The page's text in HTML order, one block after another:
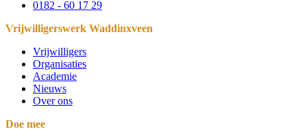
0182 - 60 17 29
Vrijwilligerswerk Waddinxveen
Vrijwilligers
Organisaties
Academie
Nieuws
Over ons
Doe mee